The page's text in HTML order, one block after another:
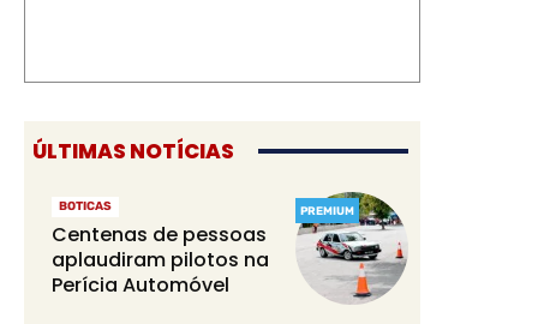
ÚLTIMAS NOTÍCIAS
PREMIUM
BOTICAS
Centenas de pessoas
aplaudiram pilotos na
Perícia Automóvel